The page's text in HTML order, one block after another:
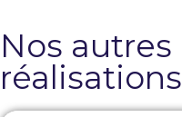
Nos autres
réalisations